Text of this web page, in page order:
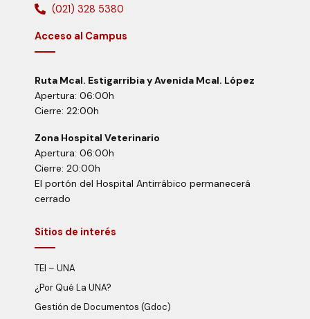
(021) 328 5380
Acceso al Campus
Ruta Mcal. Estigarribia y Avenida Mcal. López
Apertura: 06:00h
Cierre: 22:00h
Zona Hospital Veterinario
Apertura: 06:00h
Cierre: 20:00h
El portón del Hospital Antirrábico permanecerá
cerrado
Sitios de interés
TEI – UNA
¿Por Qué La UNA?
Gestión de Documentos (Gdoc)